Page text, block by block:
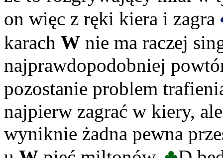
on więc z ręki kiera i zagra
karach W nie ma raczej
najprawdopodobniej
pozostanie problem
najpierw zagrać w kiery,
wyniknie żadna pewna